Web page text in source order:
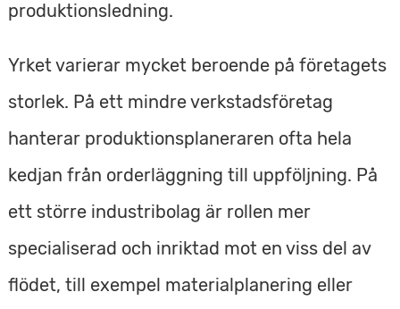
produktionsledning.
Yrket varierar mycket beroende på företagets
storlek. På ett mindre verkstadsföretag
hanterar produktionsplaneraren ofta hela
kedjan från orderläggning till uppföljning. På
ett större industribolag är rollen mer
specialiserad och inriktad mot en viss del av
flödet, till exempel materialplanering eller